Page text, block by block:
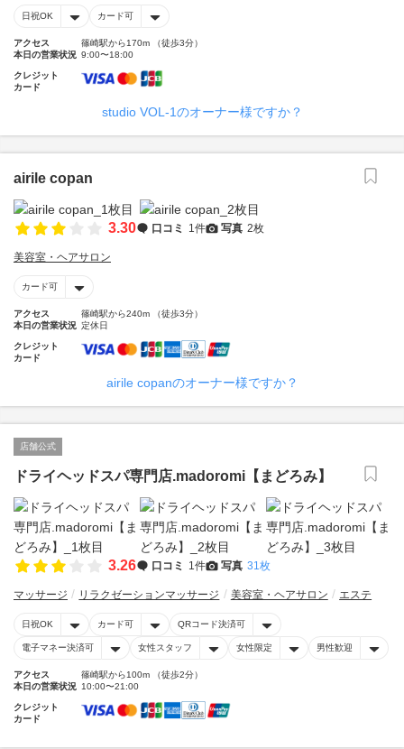
日祝OK カード可
アクセス
篠崎駅から170m （徒歩3分）
本日の営業状況 9:00〜18:00
クレジット
カード
studio VOL-1のオーナー様ですか？
airile copan
3.30 口コミ 1件 写真 2枚
美容室・ヘアサロン
カード可
アクセス
篠崎駅から240m （徒歩3分）
本日の営業状況 定休日
クレジット
カード
airile copanのオーナー様ですか？
店舗公式
ドライヘッドスパ専門店.madoromi【まどろみ】
3.26 口コミ 1件 写真 31枚
マッサージ リラクゼーションマッサージ 美容室・ヘアサロン エステ
日祝OK カード可 QRコード決済可
電子マネー決済可 女性スタッフ 女性限定 男性歓迎
アクセス
篠崎駅から100m （徒歩2分）
本日の営業状況 10:00〜21:00
クレジット
カード